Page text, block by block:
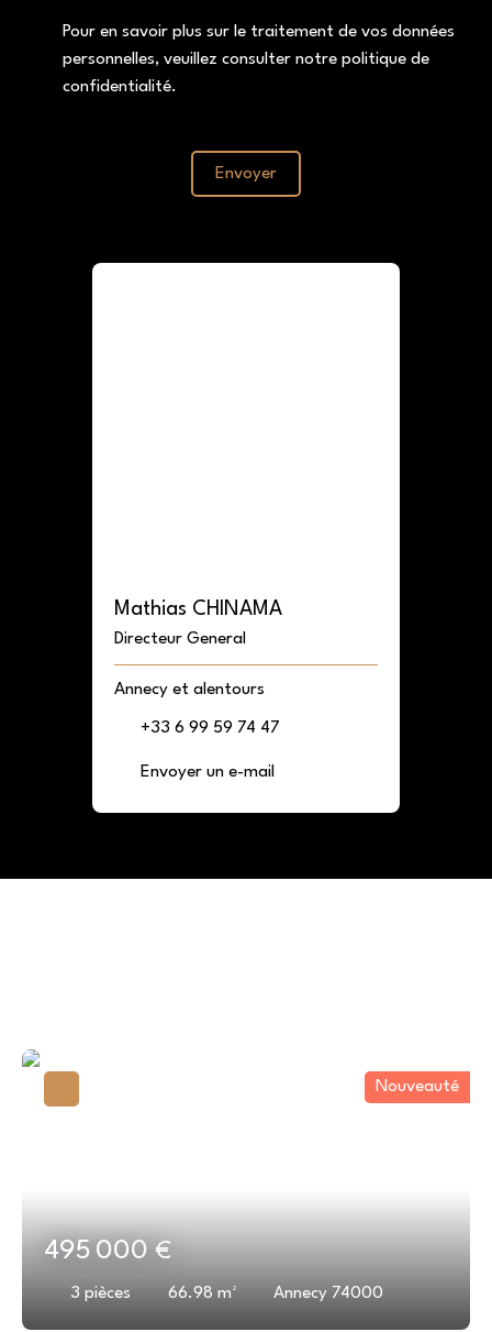
Pour en savoir plus sur le traitement de vos données
personnelles, veuillez consulter notre politique de
confidentialité.
Envoyer
Mathias CHINAMA
Directeur General
Annecy et alentours
+33 6 99 59 74 47
Envoyer un e-mail
495 000 €
3 pièces 66.98 m² Annecy 74000
Nouveauté